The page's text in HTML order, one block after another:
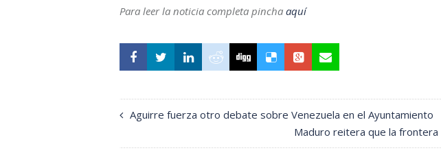
Para leer la noticia completa pincha aquí
Aguirre fuerza otro debate sobre Venezuela en el Ayuntamiento
Maduro reitera que la frontera